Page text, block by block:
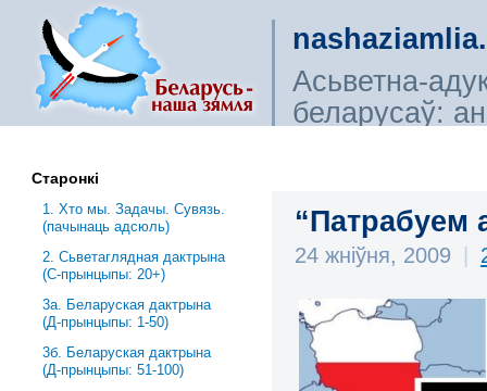
Асьветна-
беларусаў:
24 жніўня, 2009 |
Старонкі
1. Хто мы. Задачы. Сувязь.
(пачынаць адсюль)
2. Сьветаглядная дактрына
(С-прынцыпы: 20+)
3a. Беларуская дактрына
(Д-прынцыпы: 1-50)
3б. Беларуская дактрына
(Д-прынцыпы: 51-100)